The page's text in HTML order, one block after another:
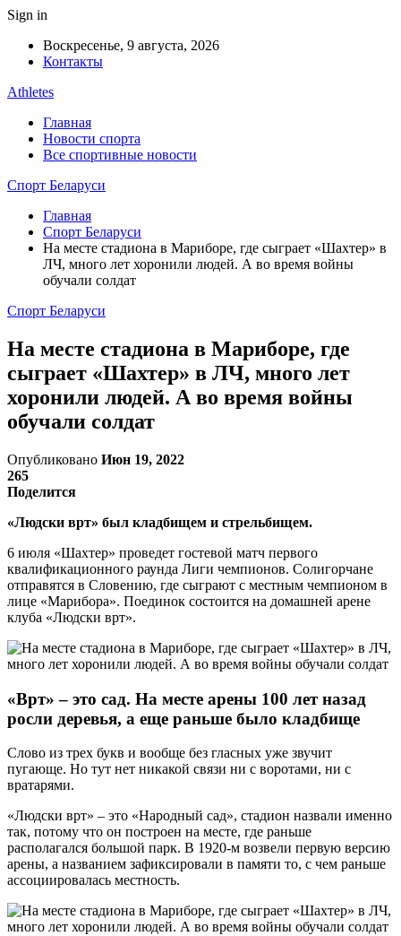
Sign in
Воскресенье, 9 августа, 2026
Контакты
Athletes
Главная
Новости спорта
Все спортивные новости
Спорт Беларуси
Главная
Спорт Беларуси
На месте стадиона в Мариборе, где сыграет «Шахтер» в
ЛЧ, много лет хоронили людей. А во время войны
обучали солдат
Спорт Беларуси
На месте стадиона в Мариборе, где
сыграет «Шахтер» в ЛЧ, много лет
хоронили людей. А во время войны
обучали солдат
Опубликовано Июн 19, 2022
265
Поделится
«Людски врт» был кладбищем и стрельбищем.
6 июля «Шахтер» проведет гостевой матч первого
квалификационного раунда Лиги чемпионов. Солигорчане
отправятся в Словению, где сыграют с местным чемпионом в
лице «Марибора». Поединок состоится на домашней арене
клуба «Людски врт».
«Врт» – это сад. На месте арены 100 лет назад
росли деревья, а еще раньше было кладбище
Слово из трех букв и вообще без гласных уже звучит
пугающе. Но тут нет никакой связи ни с воротами, ни с
вратарями.
«Людски врт» – это «Народный сад», стадион назвали именно
так, потому что он построен на месте, где раньше
располагался большой парк. В 1920-м возвели первую версию
арены, а названием зафиксировали в памяти то, с чем раньше
ассоциировалась местность.